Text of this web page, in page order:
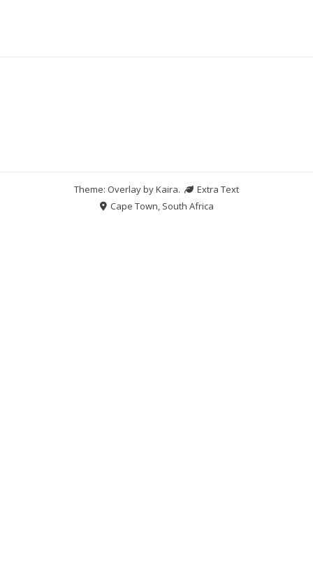
Theme: Overlay byKaira.
Extra Text
Cape Town, South Africa